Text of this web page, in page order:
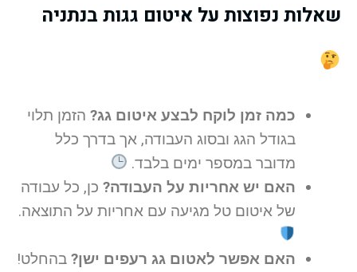
שאלות נפוצות על איטום גגות בנתניה
כמה זמן לוקח לבצע איטום גג? הזמן תלוי
בגודל הגג ובסוג העבודה, אך בדרך כלל
מדובר במספר ימים בלבד.
האם יש אחריות על העבודה? כן, כל עבודה
של איטום טל מגיעה עם אחריות על התוצאה.
האם אפשר לאטום גג רעפים ישן? בהחלט!